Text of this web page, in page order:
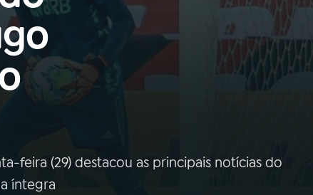
feira (29) destacou as principais notícias do
íntegra